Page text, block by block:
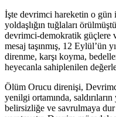
İşte devrimci hareketin o
yoldaşlığın tuğlaları
devrimci-demokratik güçlere
mesaj taşınmış, 12 Eylül’ün
direnme, karşı koyma,
heyecanla sahiplenilen
Ölüm Orucu direnişi,
yenilgi ortamında,
belirsizliğe ve savrulmaya